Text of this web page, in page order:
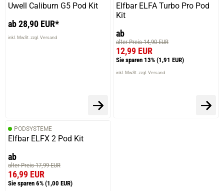
Uwell Caliburn G5 Pod Kit
ab 28,90 EUR*
inkl. MwSt. zzgl. Versand
Elfbar ELFA Turbo Pro Pod
Kit
ab
alter Preis 14,90 EUR
12,99 EUR
Sie sparen 13% (1,91 EUR)
inkl. MwSt. zzgl. Versand
PODSYSTEME
Elfbar ELFX 2 Pod Kit
ab
alter Preis 17,99 EUR
16,99 EUR
Sie sparen 6% (1,00 EUR)